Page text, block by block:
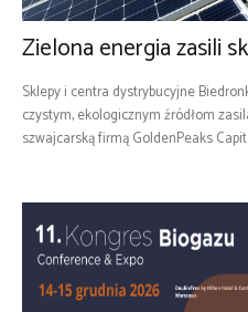
Zielona energia zasili
Sklepy i centra dystrybucyjne
czystym, ekologicznym źródłom
szwajcarską firmą GoldenPeaks